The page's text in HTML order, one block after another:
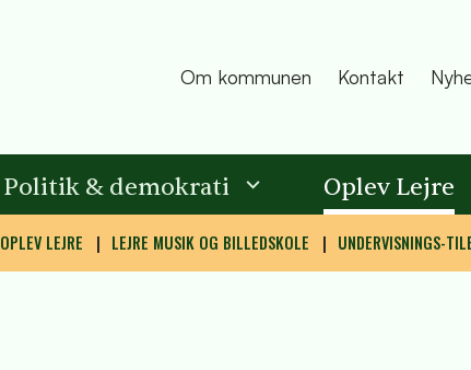
Om kommunen Kontakt
Politik & demokrati Oplev Lejre
OPLEV LEJRE LEJRE MUSIK OG BILLEDSKOLE UNDERVISNINGS-